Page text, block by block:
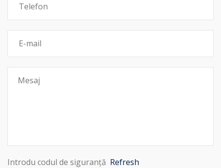
Introdu codul de siguranță Refresh